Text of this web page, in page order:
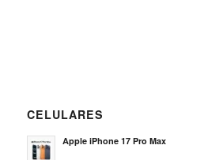
CELULARES
Apple iPhone 17 Pro Max